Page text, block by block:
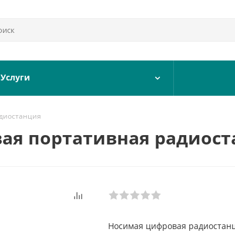
Услуги
портативная
Носимая цифровая